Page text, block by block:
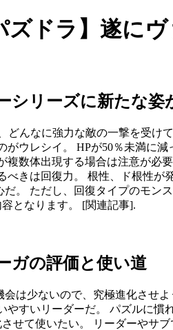
ズドラ】遂に
シリーズに新たな
んなに強力な敵の一撃を受け
がウレシイ。 HPが50％未満に
複数体出現する場合は注意が
きは回復力。 根性、ド根性
。 ただし、回復タイプのモ
となります。 [関連記事].
ガの評価と使い道
は少ないので、究極進化させ
やすいリーダーだ。 パズルに
せて使いたい。 リーダーやサ